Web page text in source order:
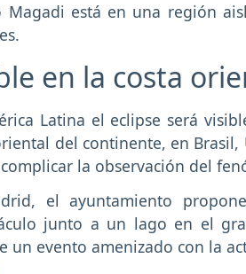
Magadi está en una región
en la costa
Latina el eclipse será
del continente, en
la observación del
el ayuntamiento
junto a un lago en el
un evento amenizado con la